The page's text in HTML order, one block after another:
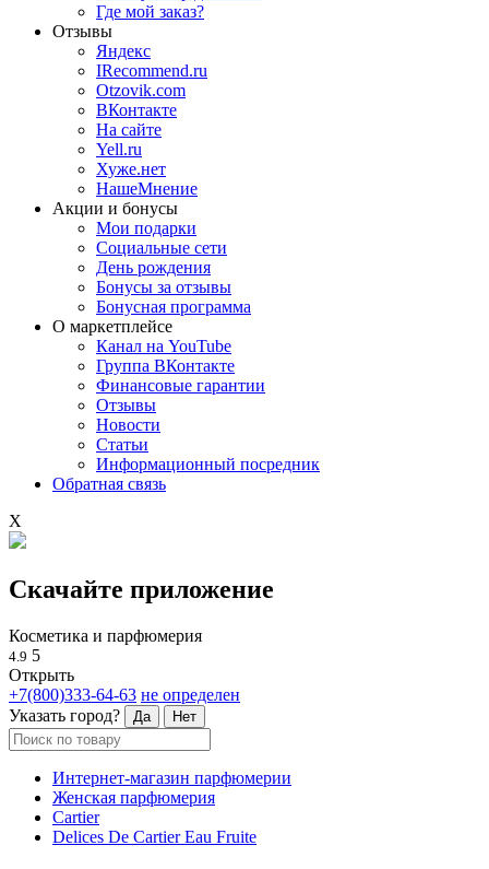
Где мой заказ?
Отзывы
Яндекс
IRecommend.ru
Otzovik.com
ВКонтакте
На сайте
Yell.ru
Хуже.нет
НашеМнение
Акции и бонусы
Мои подарки
Социальные сети
День рождения
Бонусы за отзывы
Бонусная программа
О маркетплейсе
Канал на YouTube
Группа ВКонтакте
Финансовые гарантии
Отзывы
Новости
Статьи
Информационный посредник
Обратная связь
X
Скачайте приложение
Косметика и парфюмерия
4.9 5
Открыть
+7(800)333-64-63 не определен
Указать город?
Да Нет
Интернет-магазин парфюмерии
Женская парфюмерия
Cartier
Delices De Cartier Eau Fruite